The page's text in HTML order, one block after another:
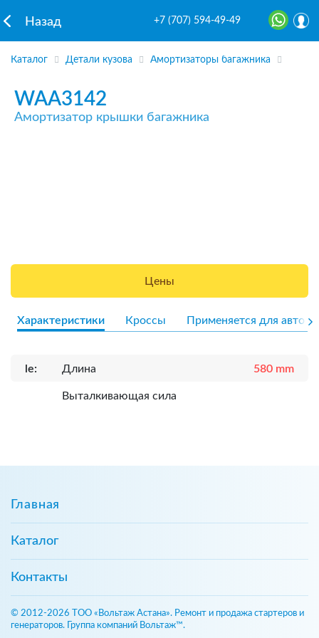
Назад +7 (707) 594-49-49
Каталог Детали кузова Амортизаторы багажника
WAA3142
Амортизатор крышки багажника
Цены
Характеристики Кроссы Применяется для авто
le: Длина 580 mm
Выталкивающая сила
Главная
Каталог
Контакты
© 2012-2026 ТОО «Вольтаж Астана». Ремонт и продажа стартеров и
генераторов. Группа компаний Вольтаж™.